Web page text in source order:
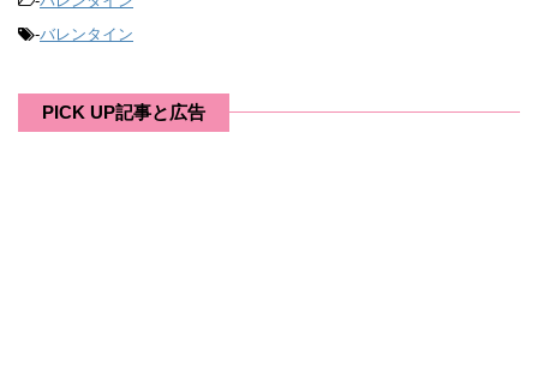
-バレンタイン
PICK UP記事と広告